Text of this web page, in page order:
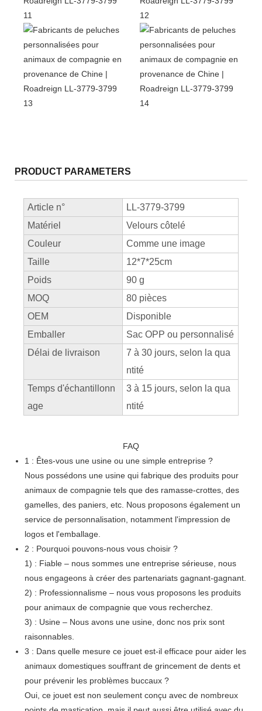
PRODUCT PARAMETERS
Article n°
LL-3779-3799
Matériel
Velours côtelé
Couleur
Comme une image
Taille
12*7*25cm
Poids
90 g
MOQ
80 pièces
OEM
Disponible
Emballer
Sac OPP ou personnalisé
Délai de livraison
7 à 30 jours, selon la qua
ntité
Temps d'échantillonn
age
3 à 15 jours, selon la qua
ntité
FAQ
1 : Êtes-vous une usine ou une simple entreprise ?
Nous possédons une usine qui fabrique des produits pour
animaux de compagnie tels que des ramasse-crottes, des
gamelles, des paniers, etc. Nous proposons également un
service de personnalisation, notamment l'impression de
logos et l'emballage.
2 : Pourquoi pouvons-nous vous choisir ?
1) : Fiable – nous sommes une entreprise sérieuse, nous
nous engageons à créer des partenariats gagnant-gagnant.
2) : Professionnalisme – nous vous proposons les produits
pour animaux de compagnie que vous recherchez.
3) : Usine – Nous avons une usine, donc nos prix sont
raisonnables.
3 : Dans quelle mesure ce jouet est-il efficace pour aider les
animaux domestiques souffrant de grincement de dents et
pour prévenir les problèmes buccaux ?
Oui, ce jouet est non seulement conçu avec de nombreux